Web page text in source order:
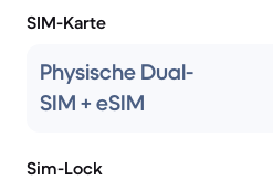
SIM-Karte
Physische Dual-
SIM + eSIM
Sim-Lock